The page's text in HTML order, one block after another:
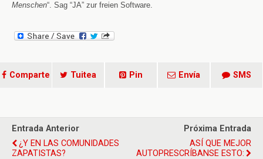
Menschen“. Sag “JA” zur freien Software.
Comparte Tuitea Pin Envía SMS
Entrada Anterior
¿Y EN LAS COMUNIDADES
ZAPATISTAS?
Próxima Entrada
ASÍ QUE MEJOR
AUTOPRESCRÍBANSE ESTO: